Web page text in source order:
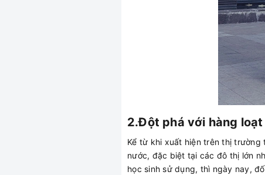
2.Đột phá với hàng
Kể từ khi xuất hiện trên thị
nước, đặc biệt tại các đô thị lớn
học sinh sử dụng, thì ngày nay,